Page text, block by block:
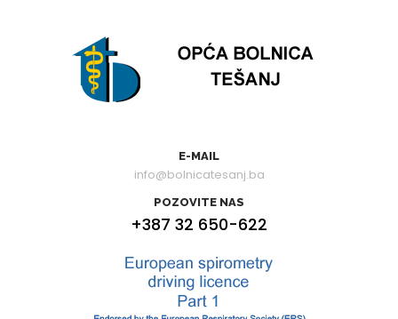
E-MAIL
info@bolnicatesanj.ba
POZOVITE NAS
+387 32 650-622